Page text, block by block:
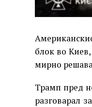
блок во
мирно
Трамп пред
разговарал